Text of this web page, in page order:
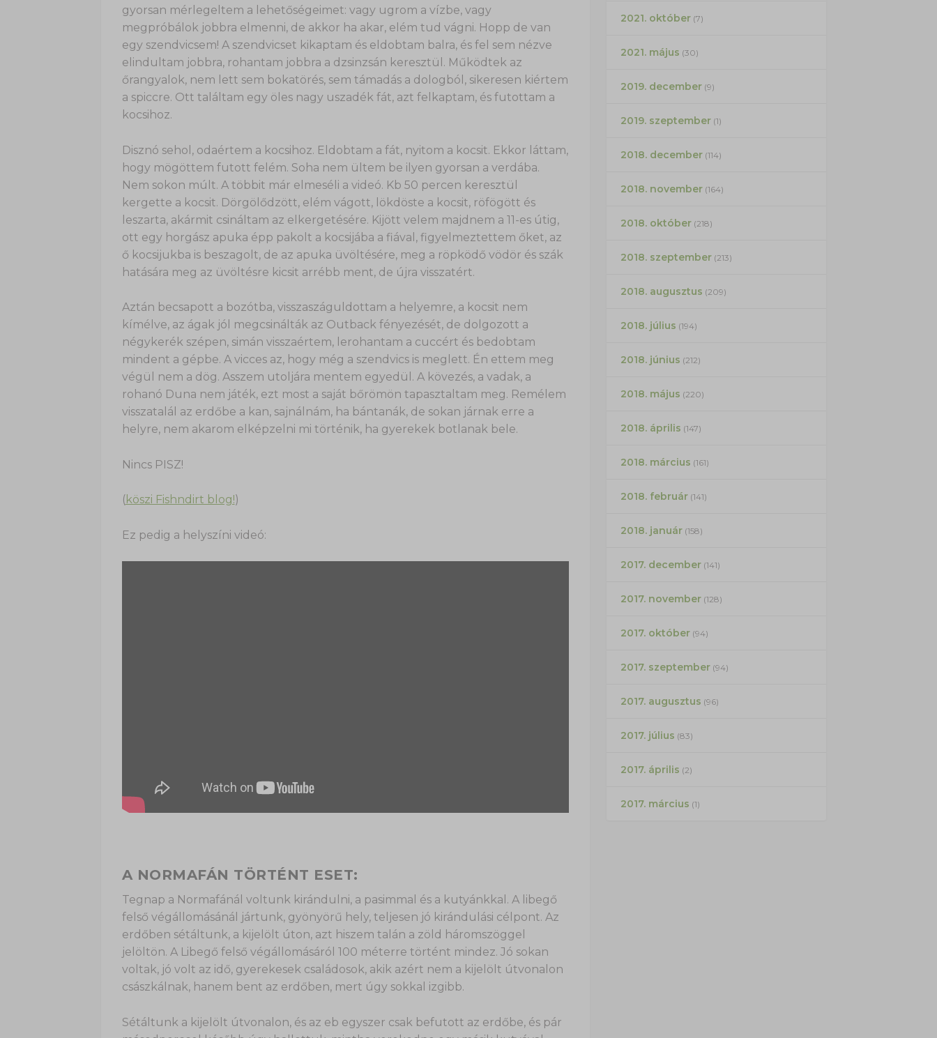
gyorsan mérlegeltem a lehetőségeimet: vagy ugrom a vízbe, vagy
megpróbálok jobbra elmenni, de akkor ha akar, elém tud vágni. Hopp de van
egy szendvicsem! A szendvicset kikaptam és eldobtam balra, és fel sem nézve
elindultam jobbra, rohantam jobbra a dzsinzsán keresztül. Működtek az
őrangyalok, nem lett sem bokatörés, sem támadás a dologból, sikeresen kiértem
a spiccre. Ott találtam egy öles nagy uszadék fát, azt felkaptam, és futottam a
kocsihoz.
Disznó sehol, odaértem a kocsihoz. Eldobtam a fát, nyitom a kocsit. Ekkor láttam,
hogy mögöttem futott felém. Soha nem ültem be ilyen gyorsan a verdába.
Nem sokon múlt. A többit már elmeséli a videó. Kb 50 percen keresztül
kergette a kocsit. Dörgölődzött, elém vágott, lökdöste a kocsit, röfögött és
leszarta, akármit csináltam az elkergetésére. Kijött velem majdnem a 11-es útig,
ott egy horgász apuka épp pakolt a kocsijába a fiával, figyelmeztettem őket, az
ő kocsijukba is beszagolt, de az apuka üvöltésére, meg a röpködő vödör és szák
hatására meg az üvöltésre kicsit arrébb ment, de újra visszatért.
Aztán becsapott a bozótba, visszaszáguldottam a helyemre, a kocsit nem
kímélve, az ágak jól megcsinálták az Outback fényezését, de dolgozott a
négykerék szépen, simán visszaértem, lerohantam a cuccért és bedobtam
mindent a gépbe. A vicces az, hogy még a szendvics is meglett. Én ettem meg
végül nem a dög. Asszem utoljára mentem egyedül. A kövezés, a vadak, a
rohanó Duna nem játék, ezt most a saját bőrömön tapasztaltam meg. Remélem
visszatalál az erdőbe a kan, sajnálnám, ha bántanák, de sokan járnak erre a
helyre, nem akarom elképzelni mi történik, ha gyerekek botlanak bele.
Nincs PISZ!
( köszi Fishndirt blog!)
Ez pedig a helyszíni videó:
A NORMAFÁN TÖRTÉNT ESET:
Tegnap a Normafánál voltunk kirándulni, a pasimmal és a kutyánkkal. A libegő
felső végállomásánál jártunk, gyönyörű hely, teljesen jó kirándulási célpont. Az
erdőben sétáltunk, a kijelölt úton, azt hiszem talán a zöld háromszöggel
jelöltön. A Libegő felső végállomásáról 100 méterre történt mindez. Jó sokan
voltak, jó volt az idő, gyerekesek családosok, akik azért nem a kijelölt útvonalon
császkálnak, hanem bent az erdőben, mert úgy sokkal izgibb.
Sétáltunk a kijelölt útvonalon, és az eb egyszer csak befutott az erdőbe, és pár
2021. október(7)
2021. május (30)
2019. december(9)
2019. szeptember(1)
2018. december(114)
2018. november(164)
2018. október(218)
2018. szeptember(213)
2018. augusztus (209)
2018. július (194)
2018. június (212)
2018. május (220)
2018. április (147)
2018. március (161)
2018. február(141)
2018. január(158)
2017. december(141)
2017. november(128)
2017. október(94)
2017. szeptember(94)
2017. augusztus (96)
2017. július (83)
2017. április (2)
2017. március (1)